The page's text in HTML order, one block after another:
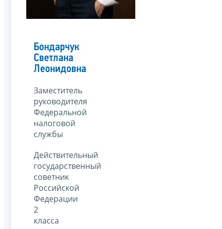
Бондарчук
Светлана
Леонидовна
Заместитель
руководителя
Федеральной
налоговой
службы
Действительный
государственный
советник
Российской
Федерации
2
класса